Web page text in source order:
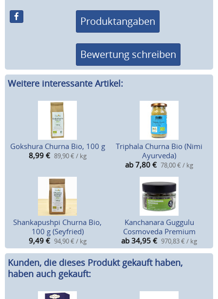
Produktangaben
Bewertung schreiben
Weitere interessante Artikel:
Gokshura Churna Bio, 100 g
8,99 € 89,90 € / kg
Triphala Churna Bio (Nimi
Ayurveda)
ab 7,80 € 78,00 € / kg
Shankapushpi Churna Bio,
100 g (Seyfried)
9,49 € 94,90 € / kg
Kanchanara Guggulu
Cosmoveda Premium
ab 34,95 € 970,83 € / kg
Kunden, die dieses Produkt gekauft haben,
haben auch gekauft: